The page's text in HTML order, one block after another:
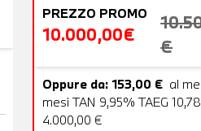
PREZZO PROMO
10.000,00€
€
Oppure da: 153,00 € al
mesi TAN 9,95% TAEG
4.000,00 €